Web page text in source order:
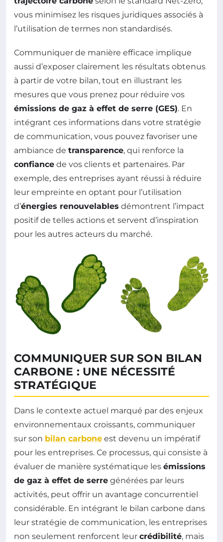
vous minimisez les risques juridiques associés à
l’utilisation de termes non standardisés.
Communiquer de manière efficace implique
aussi d’exposer clairement les résultats obtenus
à partir de votre bilan, tout en illustrant les
mesures que vous prenez pour réduire vos
émissions de gaz à effet de serre (GES). En
intégrant ces informations dans votre stratégie
de communication, vous pouvez favoriser une
ambiance de transparence, qui renforce la
confiance de vos clients et partenaires. Par
exemple, des entreprises ayant réussi à réduire
leur empreinte en optant pour l’utilisation
d’énergies renouvelables démontrent l’impact
positif de telles actions et servent d’inspiration
pour les autres acteurs du marché.
COMMUNIQUER SUR SON BILAN
CARBONE : UNE NÉCESSITÉ
STRATÉGIQUE
Dans le contexte actuel marqué par des enjeux
environnementaux croissants, communiquer
sur son bilan carbone est devenu un impératif
pour les entreprises. Ce processus, qui consiste à
évaluer de manière systématique les émissions
de gaz à effet de serre générées par leurs
activités, peut offrir un avantage concurrentiel
considérable. En intégrant le bilan carbone dans
leur stratégie de communication, les entreprises
non seulement renforcent leur crédibilité, mais